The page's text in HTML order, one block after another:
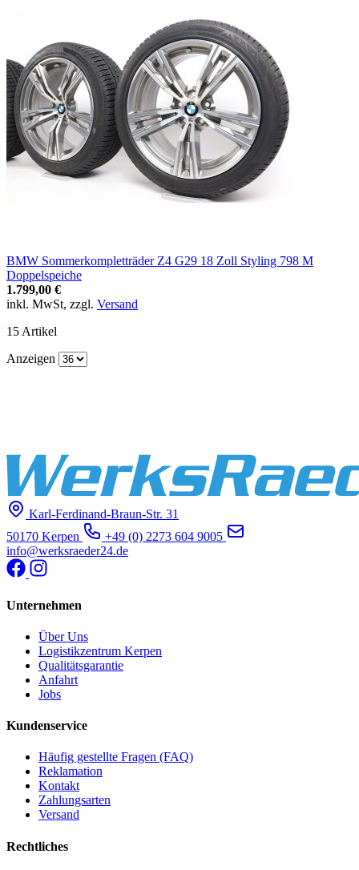
BMW Sommerkompletträder Z4 G29 18 Zoll Styling 798 M
Doppelspeiche
1.799,00 €
inkl. MwSt, zzgl. Versand
15 Artikel
Anzeigen
Karl-Ferdinand-Braun-Str. 31
50170 Kerpen
+49 (0) 2273 604 9005
info@werksraeder24.de
Unternehmen
Über Uns
Logistikzentrum Kerpen
Qualitätsgarantie
Anfahrt
Jobs
Kundenservice
Häufig gestellte Fragen (FAQ)
Reklamation
Kontakt
Zahlungsarten
Versand
Rechtliches